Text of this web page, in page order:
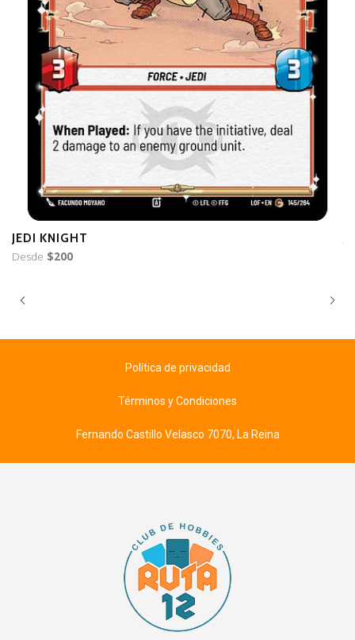
JEDI KNIGHT
Desde $200
Política de privacidad
Términos y Condiciones
Fernando Castillo Velasco 7070, La Reina